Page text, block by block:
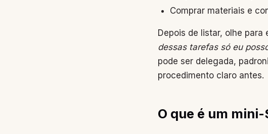
Comprar materiais e
Depois de listar, olhe
dessas tarefas só eu
pode ser delegada,
procedimento claro antes.
O que é um